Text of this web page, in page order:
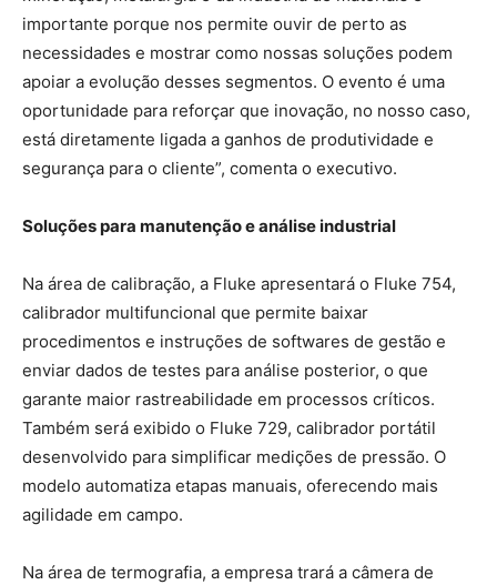
importante porque nos permite ouvir de perto as
necessidades e mostrar como nossas soluções podem
apoiar a evolução desses segmentos. O evento é uma
oportunidade para reforçar que inovação, no nosso caso,
está diretamente ligada a ganhos de produtividade e
segurança para o cliente”, comenta o executivo.
Soluções para manutenção e análise industrial
Na área de calibração, a Fluke apresentará o Fluke 754,
calibrador multifuncional que permite baixar
procedimentos e instruções de softwares de gestão e
enviar dados de testes para análise posterior, o que
garante maior rastreabilidade em processos críticos.
Também será exibido o Fluke 729, calibrador portátil
desenvolvido para simplificar medições de pressão. O
modelo automatiza etapas manuais, oferecendo mais
agilidade em campo.
Na área de termografia, a empresa trará a câmera de